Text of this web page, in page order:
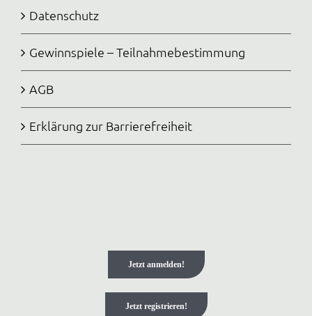
Datenschutz
Gewinnspiele – Teilnahmebestimmung
AGB
Erklärung zur Barrierefreiheit
Jetzt anmelden!
Jetzt registrieren!